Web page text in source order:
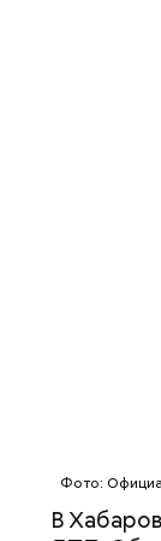
Фото:
В